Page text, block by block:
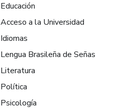
Educación
Acceso a la Universidad
Idiomas
Lengua Brasileña de Señas
Literatura
Política
Psicología